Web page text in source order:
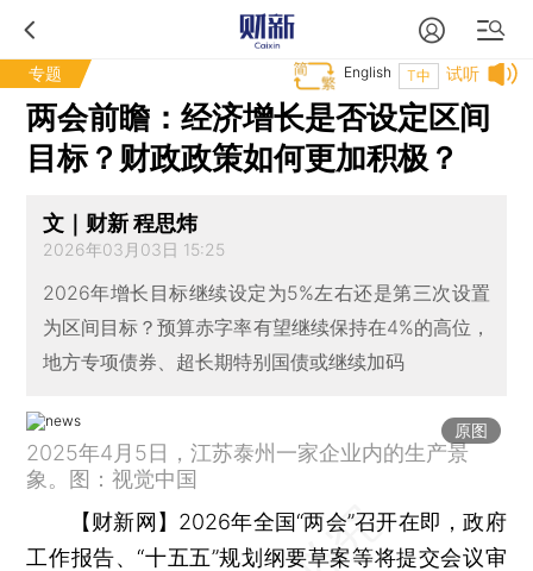
专题 试听
T中
English
两会前瞻：经济增长是否设定区间
目标？财政政策如何更加积极？
文｜财新 程思炜
2026年03月03日 15:25
2026年增长目标继续设定为5%左右还是第三次设置
为区间目标？预算赤字率有望继续保持在4%的高位，
地方专项债券、超长期特别国债或继续加码
原图
2025年4月5日，江苏泰州一家企业内的生产景
象。图：视觉中国
【财新网】 2026年全国“两会”召开在即，政府
工作报告、“十五五”规划纲要草案等将提交会议审